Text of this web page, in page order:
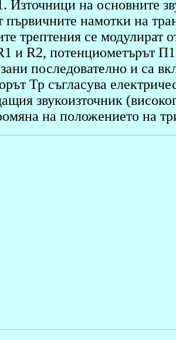
Източници на основните
първичните намотки на
трептения се модулират
и R2, потенциометърът
последователно и са
Тр съгласува
звукоизточник
на положението на